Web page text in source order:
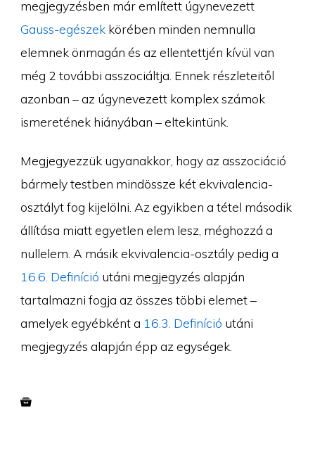
megjegyzésben már említett úgynevezett
Gauss-egészekkörében minden nemnulla
elemnek önmagán és az ellentettjén kívül van
még 2 további asszociáltja. Ennek részleteitől
azonban – az úgynevezett komplex számok
ismeretének hiányában – eltekintünk.
Megjegyezzük ugyanakkor, hogy az asszociáció
bármely testben mindössze két ekvivalencia-
osztályt fog kijelölni. Az egyikben a tétel második
állítása miatt egyetlen elem lesz, méghozzá a
nullelem. A másik ekvivalencia-osztály pedig a
16.6. Definíció utáni megjegyzés alapján
tartalmazni fogja az összes többi elemet –
amelyek egyébként a 16.3. Definíció utáni
megjegyzés alapján épp az egységek.